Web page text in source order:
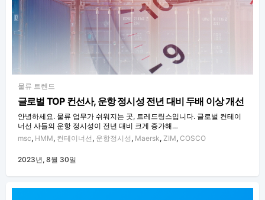
물류 트렌드
글로벌 TOP 컨선사, 운항 정시성 전년 대비 두배 이상 개선
안녕하세요. 물류 업무가 쉬워지는 곳, 트레드링스입니다. 글로벌 컨테이
너선 사들의 운항 정시성이 전년 대비 크게 증가해…
msc, HMM, 컨테이너선 , 운항정시성 , Maersk, ZIM, COSCO
2023년, 8월 30일